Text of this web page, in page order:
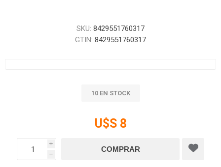
SKU: 8429551760317
GTIN: 8429551760317
10 EN STOCK
U$S 8
i
h